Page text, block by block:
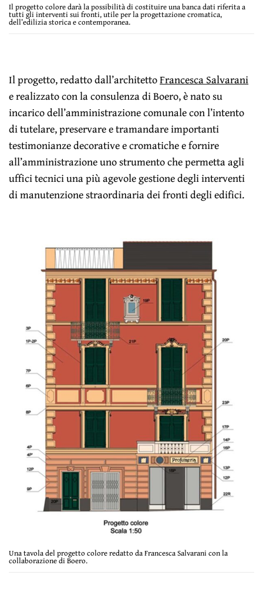
Il progetto colore darà la possibilità di costituire una banca dati riferita a
tutti gli interventi sui fronti, utile per la progettazione cromatica,
dell’edilizia storica e contemporanea.
Il progetto, redatto dall’architettoFrancesca Salvarani
e realizzato con la consulenza di Boero, è nato su
incarico dell’amministrazione comunale con l’intento
di tutelare, preservare e tramandare importanti
testimonianze decorative e cromatiche e fornire
all’amministrazione uno strumento che permetta agli
uffici tecnici una più agevole gestione degli interventi
di manutenzione straordinaria dei fronti degli edifici.
Una tavola del progetto colore redatto da Francesca Salvarani con la
collaborazione di Boero.